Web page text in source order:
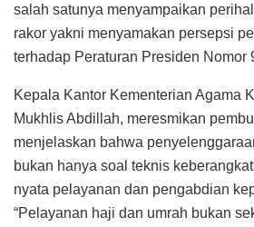
salah satunya menyampaikan
rakor yakni menyamakan persepsi
terhadap Peraturan Presiden Nomor
Kepala Kantor Kementerian Agama
Mukhlis Abdillah, meresmikan
menjelaskan bahwa
bukan hanya soal teknis
nyata pelayanan dan pengabdian
“Pelayanan haji dan umrah bukan